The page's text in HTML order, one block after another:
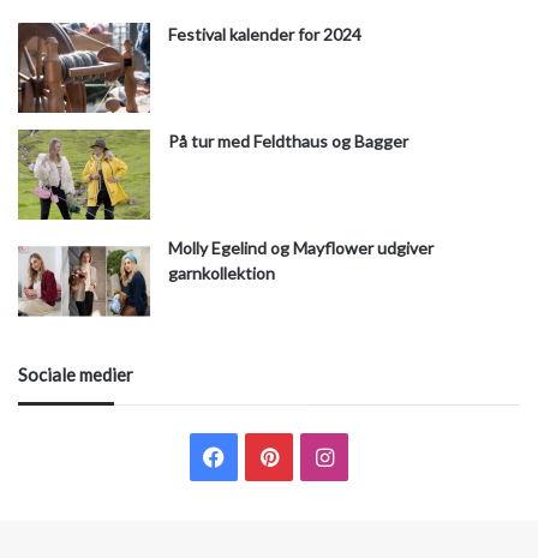
Festival kalender for 2024
På tur med Feldthaus og Bagger
Molly Egelind og Mayflower udgiver
garnkollektion
Sociale medier
P
I